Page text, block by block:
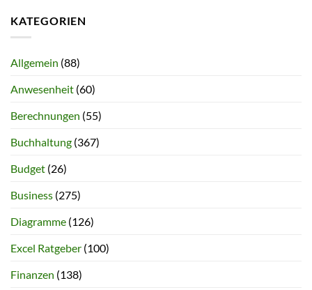
KATEGORIEN
Allgemein (88)
Anwesenheit (60)
Berechnungen (55)
Buchhaltung (367)
Budget (26)
Business (275)
Diagramme (126)
Excel Ratgeber (100)
Finanzen (138)